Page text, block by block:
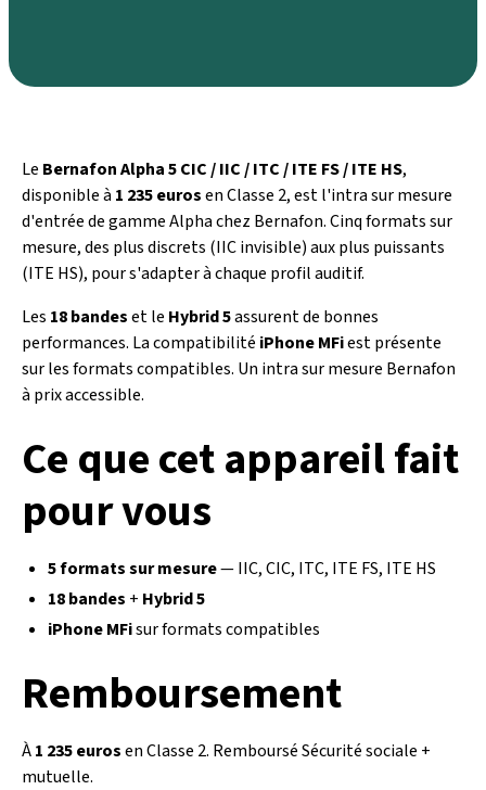
Le Bernafon Alpha 5 CIC / IIC / ITC / ITE FS / ITE HS,
disponible à 1 235 eurosen Classe 2, est l'intra sur mesure
d'entrée de gamme Alpha chez Bernafon. Cinq formats sur
mesure, des plus discrets (IIC invisible) aux plus puissants
(ITE HS), pour s'adapter à chaque profil auditif.
Les 18 bandeset le Hybrid 5assurent de bonnes
performances. La compatibilité iPhone MFiest présente
sur les formats compatibles. Un intra sur mesure Bernafon
à prix accessible.
Ce que cet appareil fait
pour vous
5 formats sur mesure— IIC, CIC, ITC, ITE FS, ITE HS
18 bandes + Hybrid 5
iPhone MFisur formats compatibles
Remboursement
À1 235 eurosen Classe 2. Remboursé Sécurité sociale +
mutuelle.